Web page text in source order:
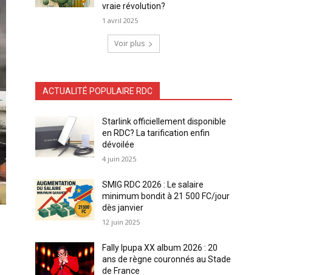
vraie révolution?
1 avril 2025
Voir plus
ACTUALITÉ POPULAIRE RDC
Starlink officiellement disponible
en RDC? La tarification enfin
dévoilée
4 juin 2025
SMIG RDC 2026 : Le salaire
minimum bondit à 21 500 FC/jour
dès janvier
12 juin 2025
Fally Ipupa XX album 2026 : 20
ans de règne couronnés au Stade
de France